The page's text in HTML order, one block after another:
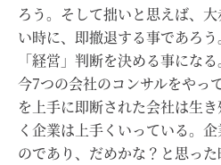
ろう。そして拙いと思えば、
い時に、即撤退する事であろ
「経営」判断を決める事になる。
今7つの会社のコンサルをやっ
を上手に即断された会社は生
く企業は上手くいっている。
のであり、だめかな？と思っ